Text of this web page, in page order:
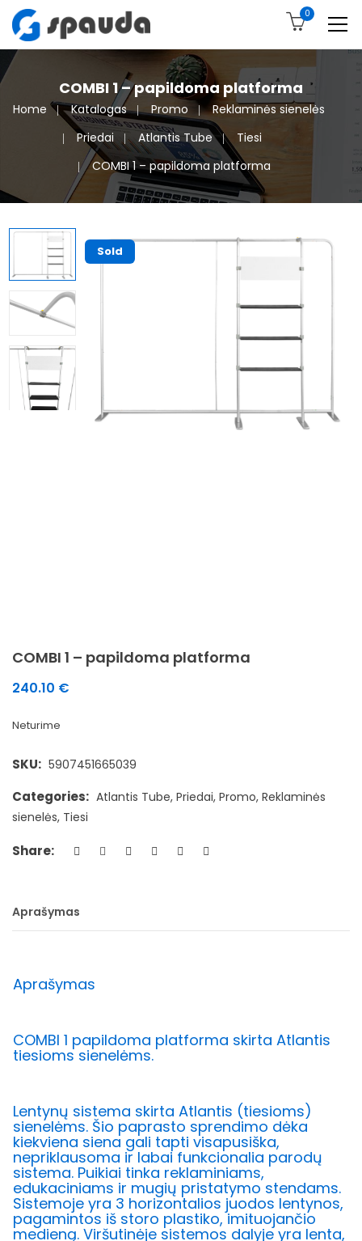
0
COMBI 1 – papildoma platforma
Home Katalogas Promo
Reklaminės sienelės
Priedai
Atlantis Tube
Tiesi
COMBI 1 – papildoma platforma
Sold
COMBI 1 – papildoma platforma
240.10 €
Neturime
SKU: 5907451665039
Categories: Atlantis Tube, Priedai, Promo, Reklaminės
sienelės, Tiesi
Share:
Aprašymas
Aprašymas
COMBI 1 papildoma platforma skirta Atlantis
tiesioms sienelėms.
Lentynų sistema skirta Atlantis (tiesioms)
sienelėms. Šio paprasto sprendimo dėka
kiekviena siena gali tapti visapusiška,
nepriklausoma ir labai funkcionalia parodų
sistema. Puikiai tinka reklaminiams,
edukaciniams ir mugių pristatymo stendams.
Sistemoje yra 3 horizontalios juodos lentynos,
pagamintos iš storo plastiko, imituojančio
medieną. Viršutinėje sistemos dalyje yra lenta,